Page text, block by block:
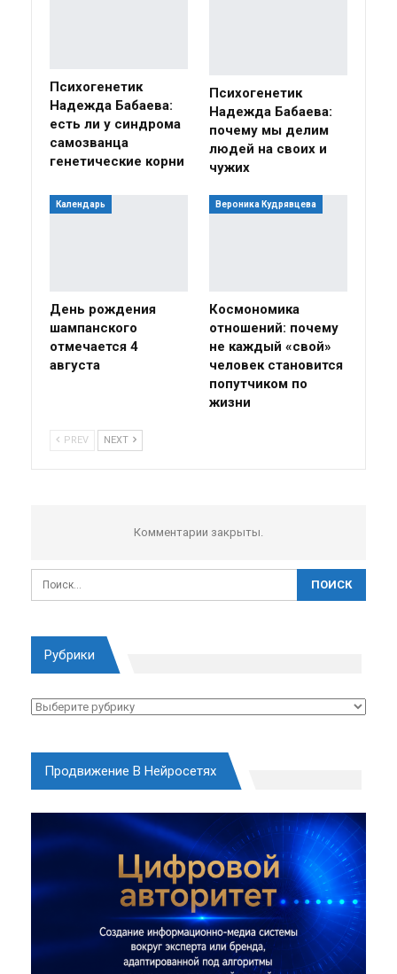
Психогенетик
Надежда Бабаева:
есть ли у синдрома
самозванца
генетические корни
Психогенетик
Надежда Бабаева:
почему мы делим
людей на своих и
чужих
Календарь
День рождения
шампанского
отмечается 4
августа
Вероника Кудрявцева
Космономика
отношений: почему
не каждый «свой»
человек становится
попутчиком по
жизни
PREV NEXT
Комментарии закрыты.
Рубрики
Рубрики
Продвижение В Нейросетях